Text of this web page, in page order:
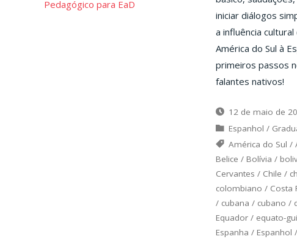
iniciar diálogos
a influência
América do Sul à
primeiros passos
falantes nativos!
12 de maio de
Espanhol /
América do Sul /
Belice / Bolívia /
Cervantes / Chile /
colombiano / Costa
/ cubana / cubano /
Equador/ equato-
Espanha / Espanhol /
Pedagógico para EaD